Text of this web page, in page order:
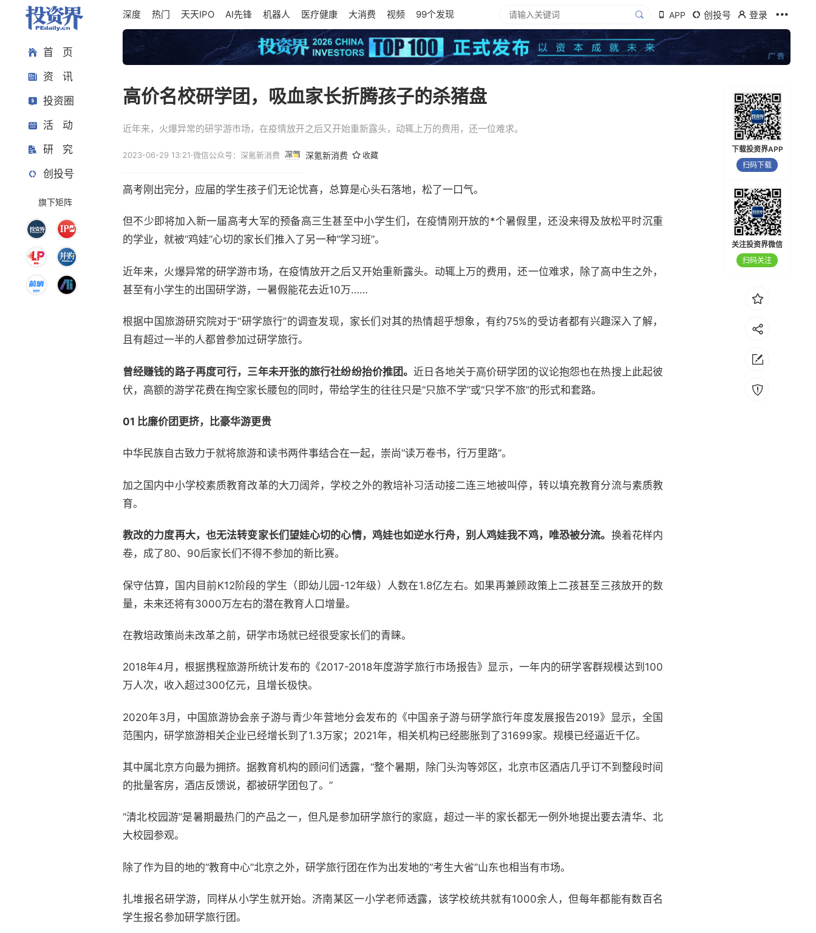
首 页
资 讯
投资圈
活 动
研 究
创投号
旗下矩阵
深度 热门 天天IPO AI先锋 机器人 医疗健康 大消费 视频 99个发现 APP 创投号 登录
高价名校研学团，吸血家长折腾孩子的杀猪盘
近年来，火爆异常的研学游市场，在疫情放开之后又开始重新露头，动辄上万的费用，还一位难求。
2023-06-29 13:21·微信公众号：深氪新消费 深氪新消费 收藏
高考刚出完分，应届的学生孩子们无论忧喜，总算是心头石落地，松了一口气。
但不少即将加入新一届高考大军的预备高三生甚至中小学生们，在疫情刚开放的*个暑假里，还没来得及放松平时沉重
的学业，就被“鸡娃”心切的家长们推入了另一种“学习班”。
近年来，火爆异常的研学游市场，在疫情放开之后又开始重新露头。动辄上万的费用，还一位难求，除了高中生之外，
甚至有小学生的出国研学游，一暑假能花去近10万……
根据中国旅游研究院对于“研学旅行”的调查发现，家长们对其的热情超乎想象，有约75%的受访者都有兴趣深入了解，
且有超过一半的人都曾参加过研学旅行。
曾经赚钱的路子再度可行，三年未开张的旅行社纷纷抬价推团。近日各地关于高价研学团的议论抱怨也在热搜上此起彼
伏，高额的游学花费在掏空家长腰包的同时，带给学生的往往只是“只旅不学”或“只学不旅”的形式和套路。
01 比廉价团更挤，比豪华游更贵
中华民族自古致力于就将旅游和读书两件事结合在一起，崇尚“读万卷书，行万里路”。
加之国内中小学校素质教育改革的大刀阔斧，学校之外的教培补习活动接二连三地被叫停，转以填充教育分流与素质教
育。
教改的力度再大，也无法转变家长们望娃心切的心情，鸡娃也如逆水行舟，别人鸡娃我不鸡，唯恐被分流。 换着花样内
卷，成了80、90后家长们不得不参加的新比赛。
保守估算，国内目前K12阶段的学生（即幼儿园-12年级）人数在1.8亿左右。如果再兼顾政策上二孩甚至三孩放开的数
量，未来还将有3000万左右的潜在教育人口增量。
在教培政策尚未改革之前，研学市场就已经很受家长们的青睐。
2018年4月，根据携程旅游所统计发布的《2017-2018年度游学旅行市场报告》显示，一年内的研学客群规模达到100
万人次，收入超过300亿元， 且增长极快。
2020年3月，中国旅游协会亲子游与青少年营地分会发布的《中国亲子游与研学旅行年度发展报告2019》显示，全国
范围内，研学旅游相关企业已经增长到了1.3万家；2021年，相关机构已经膨胀到了31699家。规模已经逼近千亿。
其中属北京方向最为拥挤。据教育机构的顾问们透露，“整个暑期，除门头沟等郊区，北京市区酒店几乎订不到整段时间
的批量客房，酒店反馈说，都被研学团包了。”
“清北校园游”是暑期最热门的产品之一，但凡是参加研学旅行的家庭，超过一半的家长都无一例外地提出要去清华、北
大校园参观。
除了作为目的地的“教育中心”北京之外，研学旅行团在作为出发地的“考生大省”山东也相当有市场。
扎堆报名研学游，同样从小学生就开始。济南某区一小学老师透露，该学校统共就有1000余人，但每年都能有数百名
学生报名参加研学旅行团。
下载投资界APP
扫码下载
关注投资界微信
扫码关注